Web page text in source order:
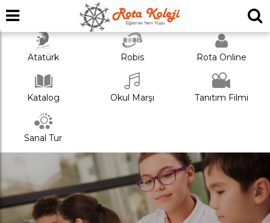
Atatürk Robis Rota Online
Katalog Okul Marşı Tanıtım Filmi
Sanal Tur